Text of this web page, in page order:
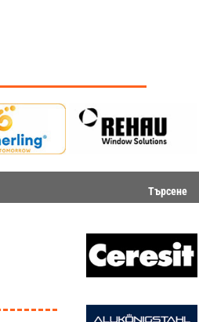
Търсене